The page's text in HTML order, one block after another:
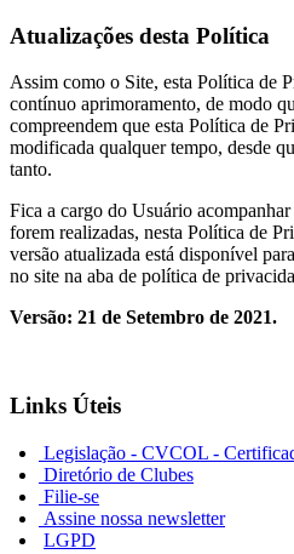
Atualizações desta Política
Assim como o Site, esta Política de
contínuo aprimoramento, de modo
compreendem que esta Política de
modificada qualquer tempo, desde
tanto.
Fica a cargo do Usuário
forem realizadas, nesta Política de
versão atualizada está disponível
no site na aba de política de
Versão: 21 de Setembro de 2021.
Links Úteis
Legislação - CVCOL -
Diretório de Clubes
Filie-se
Assine nossa newsletter
LGPD